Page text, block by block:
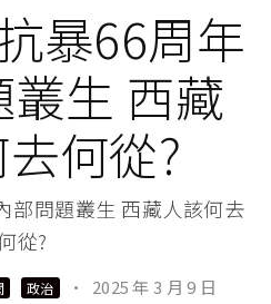
暴66周年
生 西藏
何從?
部問題叢生 西藏人該何去
從?
政治 · 2025 年 3 月 9 日